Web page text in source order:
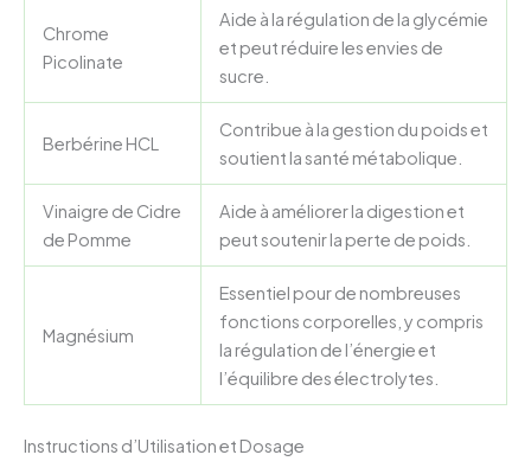
Chrome
Picolinate
Aide à la régulation de la glycémie
et peut réduire les envies de
sucre.
Berbérine HCL
Contribue à la gestion du poids et
soutient la santé métabolique.
Vinaigre de Cidre
de Pomme
Aide à améliorer la digestion et
peut soutenir la perte de poids.
Magnésium
Essentiel pour de nombreuses
fonctions corporelles, y compris
la régulation de l’énergie et
l’équilibre des électrolytes.
Instructions d’Utilisation et Dosage